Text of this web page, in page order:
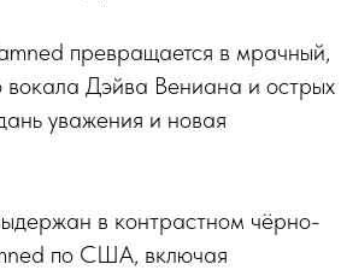
превращается в мрачный,
вокала Дэйва Вениана и острых
уважения и новая
в контрастном чёрно-
по США, включая